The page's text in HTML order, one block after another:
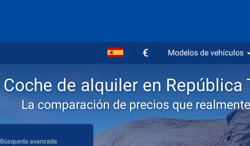
€ Modelos de vehículos
Coche de alquiler en República
La comparación de precios que
Búsqueda avanzada